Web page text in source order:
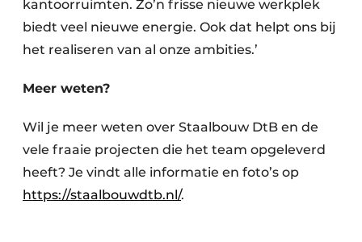
kantoorruimten. Zo’n frisse nieuwe werkplek
biedt veel nieuwe energie. Ook dat helpt ons bij
het realiseren van al onze ambities.’
Meer weten?
Wil je meer weten over Staalbouw DtB en de
vele fraaie projecten die het team opgeleverd
heeft? Je vindt alle informatie en foto’s op
https://staalbouwdtb.nl/.